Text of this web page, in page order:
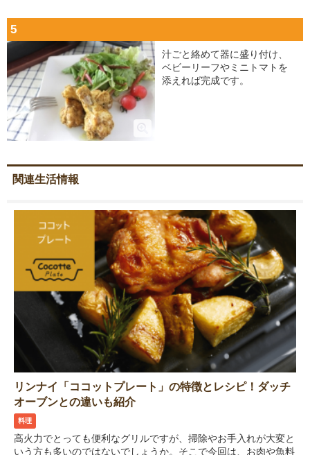
5
汁ごと絡めて器に盛り付け、
ベビーリーフやミニトマトを
添えれば完成です。
関連生活情報
リンナイ「ココットプレート」の特徴とレシピ！ダッチ
オーブンとの違いも紹介
料理
高火力でとっても便利なグリルですが、掃除やお手入れが大変と
いう方も多いのではないでしょうか。そこで今回は、お肉や魚料